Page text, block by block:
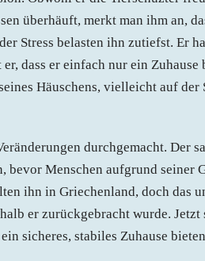
überhäuft, merkt man ihm an,
Stress belasten ihn zutiefst. Er
dass er einfach nur ein
Häuschens, vielleicht auf der
durchgemacht. Der
bevor Menschen aufgrund seiner
ihn in Griechenland, doch das
er zurückgebracht wurde.
sicheres, stabiles Zuhause